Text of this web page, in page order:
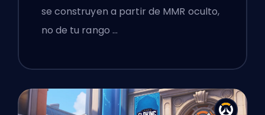
se construyen a partir de MMR oculto,
no de tu rango …